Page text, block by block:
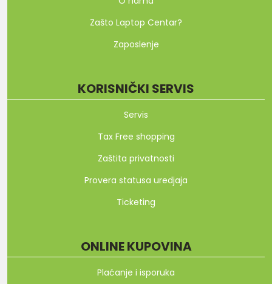
Zašto Laptop Centar?
Zaposlenje
KORISNIČKI SERVIS
Servis
Tax Free shopping
Zaštita privatnosti
Provera statusa uredjaja
Ticketing
ONLINE KUPOVINA
Plaćanje i isporuka